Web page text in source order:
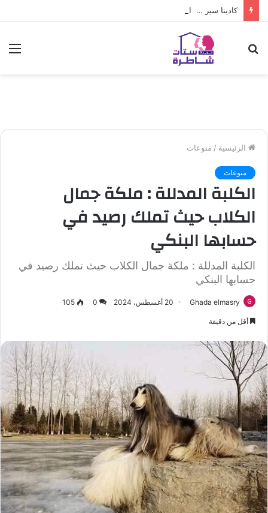
كادينا سير … العرض الأخير من ريال مدريد لـ فينيسوس جونيور
الرئيسية / منوعات
منوعات
الكلبة المدللة : ملكة جمال
الكلاب حيث تملك رصيد في
حسابها البنكي
الكلبة المدللة : ملكة جمال الكلاب حيث تملك رصيد في
حسابها البنكي
Ghada elmasry 20 أغسطس، 2024 0
105
أقل من دقيقة